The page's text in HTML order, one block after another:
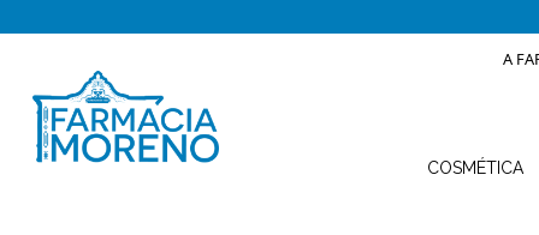
A
COSMÉTICA